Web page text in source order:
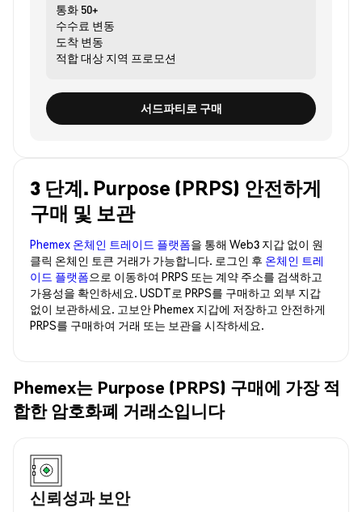
통화 50+
수수료 변동
도착 변동
적합 대상 지역 프로모션
서드파티로 구매
3 단계. Purpose (PRPS) 안전하게
구매 및 보관
Phemex 온체인 트레이드 플랫폼을 통해 Web3 지갑 없이 원
클릭 온체인 토큰 거래가 가능합니다. 로그인 후 온체인 트레
이드 플랫폼으로 이동하여 PRPS 또는 계약 주소를 검색하고
가용성을 확인하세요. USDT로 PRPS를 구매하고 외부 지갑
없이 보관하세요. 고보안 Phemex 지갑에 저장하고 안전하게
PRPS를 구매하여 거래 또는 보관을 시작하세요.
Phemex는 Purpose (PRPS) 구매에 가장 적
합한 암호화폐 거래소입니다
신뢰성과 보안